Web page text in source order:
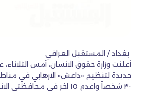
بغداد / المستقبل العراقي
أعلنت وزارة حقوق الانسان، أمس الثلاثاء،
جديدة لتنظيم «داعش» الارهابي في
٣٠ شخصاً واعدم ١٥ اخر في محافظتي الانبار والموصل.